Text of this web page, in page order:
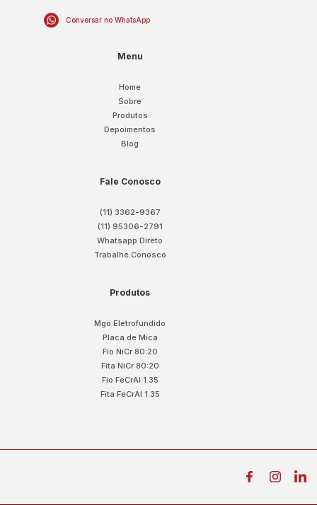
Conversar no WhatsApp
Menu
Home
Sobre
Produtos
Depoimentos
Blog
Fale Conosco
(11) 3362-9367
(11) 95306-2791
Whatsapp Direto
Trabalhe Conosco
Produtos
Mgo Eletrofundido
Placa de Mica
Fio NiCr 80:20
Fita NiCr 80:20
Fio FeCrAl 1.35
Fita FeCrAl 1.35